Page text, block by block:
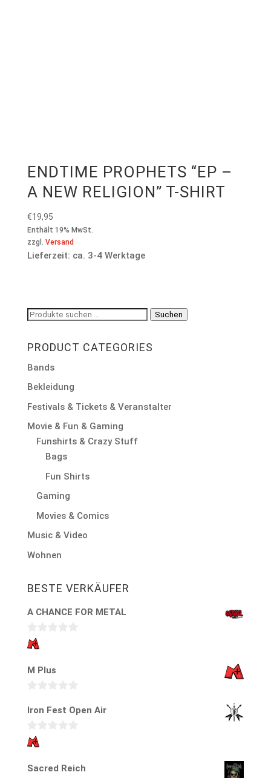
ENDTIME PROPHETS “EP –
A NEW RELIGION” T-SHIRT
€19,95
Enthält 19% MwSt.
zzgl. Versand
Lieferzeit: ca. 3-4 Werktage
Suchen
Suchen
PRODUCT CATEGORIES
Bands
Bekleidung
Festivals & Tickets & Veranstalter
Movie & Fun & Gaming
Funshirts & Crazy Stuff
Bags
Fun Shirts
Gaming
Movies & Comics
Music & Video
Wohnen
BESTE VERKÄUFER
A CHANCE FOR METAL
0
o
M Plus
v
n
Iron Fest Open Air
0
o
Sacred Reich